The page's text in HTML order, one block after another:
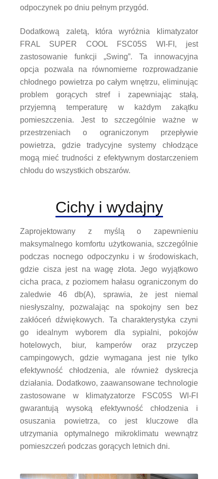
odpoczynek po dniu pełnym przygód.
Dodatkową zaletą, która wyróżnia klimatyzator
FRAL SUPER COOL FSC05S WI-FI, jest
zastosowanie funkcji „Swing”. Ta innowacyjna
opcja pozwala na równomierne rozprowadzanie
chłodnego powietrza po całym wnętrzu, eliminując
problem gorących stref i zapewniając stałą,
przyjemną temperaturę w każdym zakątku
pomieszczenia. Jest to szczególnie ważne w
przestrzeniach o ograniczonym przepływie
powietrza, gdzie tradycyjne systemy chłodzące
mogą mieć trudności z efektywnym dostarczeniem
chłodu do wszystkich obszarów.
Cichy i wydajny
Zaprojektowany z myślą o zapewnieniu
maksymalnego komfortu użytkowania, szczególnie
podczas nocnego odpoczynku i w środowiskach,
gdzie cisza jest na wagę złota. Jego wyjątkowo
cicha praca, z poziomem hałasu ograniczonym do
zaledwie 46 db(A), sprawia, że jest niemal
niesłyszalny, pozwalając na spokojny sen bez
zakłóceń dźwiękowych. Ta charakterystyka czyni
go idealnym wyborem dla sypialni, pokojów
hotelowych, biur, kamperów oraz przyczep
campingowych, gdzie wymagana jest nie tylko
efektywność chłodzenia, ale również dyskrecja
działania. Dodatkowo, zaawansowane technologie
zastosowane w klimatyzatorze FSC05S WI-FI
gwarantują wysoką efektywność chłodzenia i
osuszania powietrza, co jest kluczowe dla
utrzymania optymalnego mikroklimatu wewnątrz
pomieszczeń podczas gorących letnich dni.